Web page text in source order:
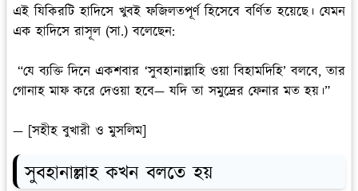
এই যিকিরটি হাদিসে খুবই ফজিলতপূর্ণ হিসেবে বর্ণিত হয়েছে। যেমন
এক হাদিসে রাসূল (সা.) বলেছেন:
“যে ব্যক্তি দিনে একশবার ‘সুবহানাল্লাহি ওয়া বিহামদিহি’ বলবে, তার
গোনাহ মাফ করে দেওয়া হবে— যদি তা সমুদ্রের ফেনার মত হয়।”
— [সহীহ বুখারী ও মুসলিম]
সুবহানাল্লাহ কখন বলতে হয়